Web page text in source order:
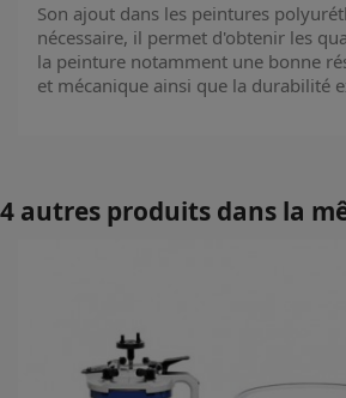
Son ajout dans les peintures
nécessaire, il permet d'obtenir les
la peinture notamment une bonne
et mécanique ainsi que la durabilité
4 autres produits dans la